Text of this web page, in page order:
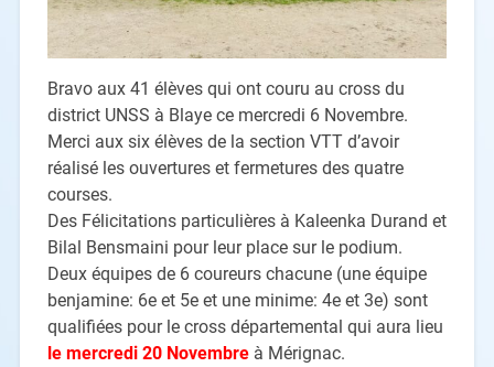
Bravo aux 41 élèves qui ont couru au cross du
district UNSS à Blaye ce mercredi 6 Novembre.
Merci aux six élèves de la section VTT d’avoir
réalisé les ouvertures et fermetures des quatre
courses.
Des Félicitations particulières à Kaleenka Durand et
Bilal Bensmaini pour leur place sur le podium.
Deux équipes de 6 coureurs chacune (une équipe
benjamine: 6e et 5e et une minime: 4e et 3e) sont
qualifiées pour le cross départemental qui aura lieu
le mercredi 20 Novembreà Mérignac.